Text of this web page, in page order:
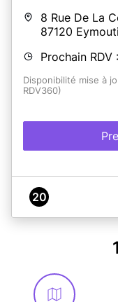
8 Rue De La
87120
Prochain RDV :
Disponibilité mise à
RDV360)
20
1